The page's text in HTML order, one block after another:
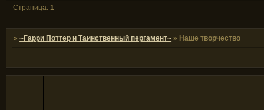
Страница: 1
»~Гарри Поттер и Таинственный пергамент~ » Наше творчество